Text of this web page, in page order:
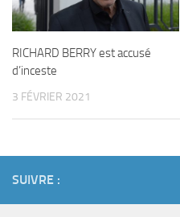
RICHARD BERRY est accusé
d’inceste
3 FÉVRIER 2021
SUIVRE :